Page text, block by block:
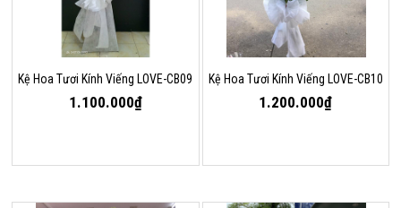
Kệ Hoa Tươi Kính Viếng LOVE-CB09
1.100.000₫
Kệ Hoa Tươi Kính Viếng LOVE-CB10
1.200.000₫